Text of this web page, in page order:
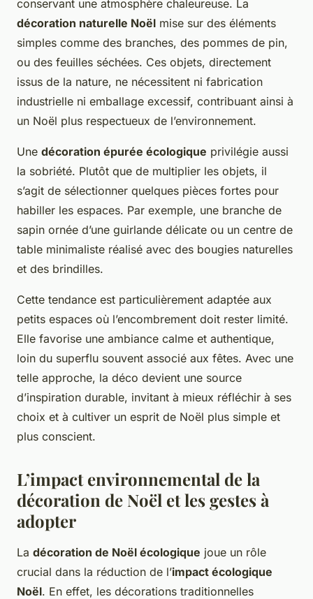
conservant une atmosphère chaleureuse. La
décoration naturelle Noël mise sur des éléments
simples comme des branches, des pommes de pin,
ou des feuilles séchées. Ces objets, directement
issus de la nature, ne nécessitent ni fabrication
industrielle ni emballage excessif, contribuant ainsi à
un Noël plus respectueux de l’environnement.
Une décoration épurée écologique privilégie aussi
la sobriété. Plutôt que de multiplier les objets, il
s’agit de sélectionner quelques pièces fortes pour
habiller les espaces. Par exemple, une branche de
sapin ornée d’une guirlande délicate ou un centre de
table minimaliste réalisé avec des bougies naturelles
et des brindilles.
Cette tendance est particulièrement adaptée aux
petits espaces où l’encombrement doit rester limité.
Elle favorise une ambiance calme et authentique,
loin du superflu souvent associé aux fêtes. Avec une
telle approche, la déco devient une source
d’inspiration durable, invitant à mieux réfléchir à ses
choix et à cultiver un esprit de Noël plus simple et
plus conscient.
L’impact environnemental de la
décoration de Noël et les gestes à
adopter
La décoration de Noël écologique joue un rôle
crucial dans la réduction de l’impact écologique
Noël. En effet, les décorations traditionnelles